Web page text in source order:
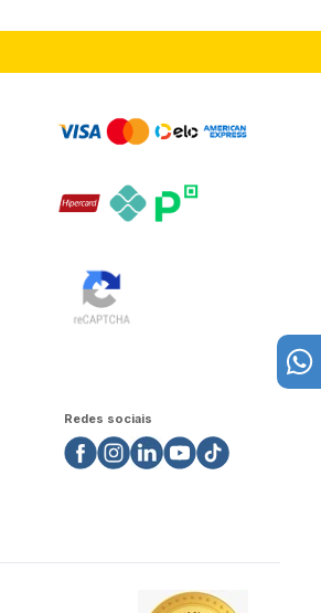
Redes sociais